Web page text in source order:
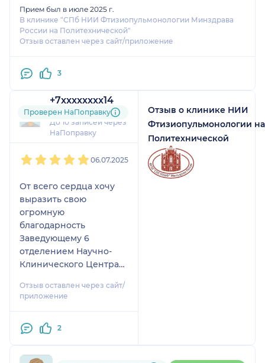
необходимости объяснения непоняток. Он как
солнышко в отделении, а от него лучиками идет
спокойствие и уверенность в том, что все будет
Ваше доброе сердце и золотые ручки! И за мой
новый позвоночник) Вы навсегда в моем сердце.
Вашим талантом.
Прием был в июле 2025 г.
В клинике "СПб НИИ Фтизиопульмонологии Минздрава
России на Политехнической"
Отзыв оставлен через сайт/приложение
3
+7xxxxxxxx14
1 отзыв
До 10 записей через
НаПоправку
Проверен НаПоправку
06.07.2025
От всего сердца хочу
выразить свою
огромную
благодарность
Заведующему 6
отделением Научно-
Клинического Центра
позвоночника при НИИ
фтизиологии ТКАЧУ
Это молодой, но уже
врач от Бога, с
Отзыв оставлен через сайт/
приложение
2
Отзыв о клинике НИИ
Фтизиопульмонологии на
Политехнической